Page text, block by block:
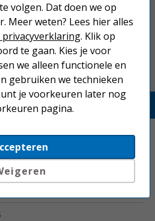
€ 25,-
na aankoop
volgen. Dat doen we op
Meer weten? Lees hier alles
privacyverklaring. Klik op
te gaan. Kies je voor
we alleen functionele en
gebruiken we technieken
je voorkeuren later nog
pagina.